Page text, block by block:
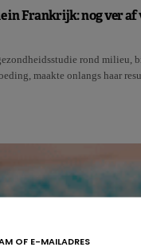
in Frankrijk: nog ver
rond milieu,
maakte onlangs haar
OF E-MAILADRES